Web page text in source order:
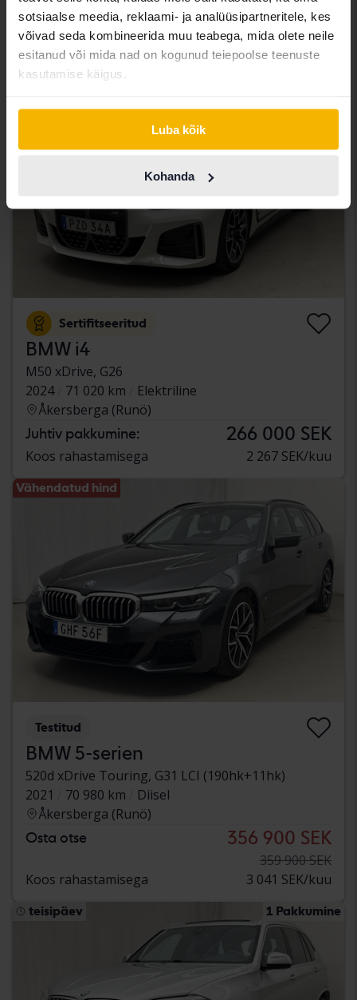
sotsiaalse meedia, reklaami- ja analüüsipartneritele, kes
võivad seda kombineerida muu teabega, mida olete neile
esitanud või mida nad on kogunud teiepoolse teenuste
kasutamise käigus.
Luba kõik
Kohanda
Åkersberga (Runö)
Juhtiv pakkumine: 263 000 SEK
Koos rahastamisega 2 241 SEK/kuu
Sertifitseeritud
BMW i4
M50 xDrive, G26
2024
71 020 km
Elektriline
Åkersberga (Runö)
Juhtiv pakkumine: 266 000 SEK
Koos rahastamisega 2 267 SEK/kuu
Vähendatud hind
Testitud
BMW 5-serien
520d xDrive Touring, G31 LCI (190hk+11hk)
2021
70 980 km
Diisel
Åkersberga (Runö)
Osta otse 356 900 SEK
359 900 SEK
Koos rahastamisega
3 041 SEK/kuu
teisipäev 1 Pakkumine